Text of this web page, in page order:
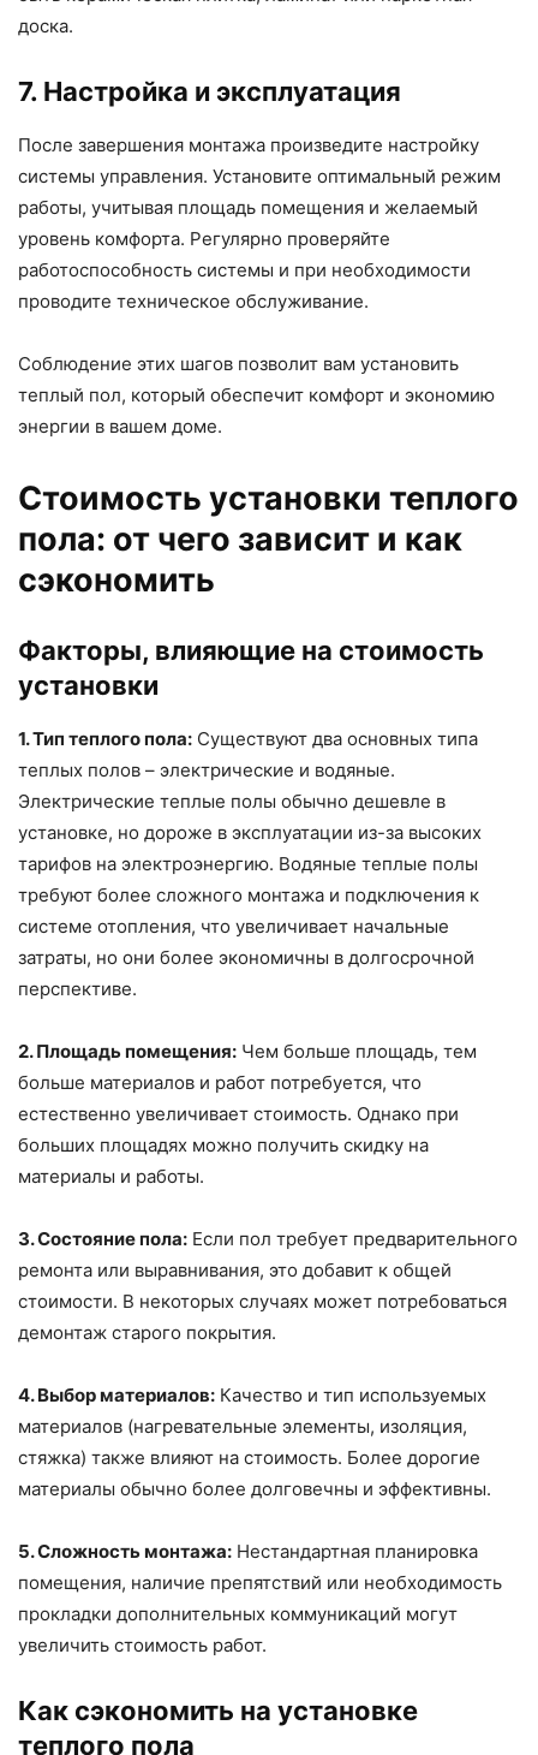
доска.
7. Настройка и эксплуатация
После завершения монтажа произведите настройку
системы управления. Установите оптимальный режим
работы, учитывая площадь помещения и желаемый
уровень комфорта. Регулярно проверяйте
работоспособность системы и при необходимости
проводите техническое обслуживание.
Соблюдение этих шагов позволит вам установить
теплый пол, который обеспечит комфорт и экономию
энергии в вашем доме.
Стоимость установки теплого
пола: от чего зависит и как
сэкономить
Факторы, влияющие на стоимость
установки
1. Тип теплого пола: Существуют два основных типа
теплых полов – электрические и водяные.
Электрические теплые полы обычно дешевле в
установке, но дороже в эксплуатации из-за высоких
тарифов на электроэнергию. Водяные теплые полы
требуют более сложного монтажа и подключения к
системе отопления, что увеличивает начальные
затраты, но они более экономичны в долгосрочной
перспективе.
2. Площадь помещения: Чем больше площадь, тем
больше материалов и работ потребуется, что
естественно увеличивает стоимость. Однако при
больших площадях можно получить скидку на
материалы и работы.
3. Состояние пола: Если пол требует предварительного
ремонта или выравнивания, это добавит к общей
стоимости. В некоторых случаях может потребоваться
демонтаж старого покрытия.
4. Выбор материалов: Качество и тип используемых
материалов (нагревательные элементы, изоляция,
стяжка) также влияют на стоимость. Более дорогие
материалы обычно более долговечны и эффективны.
5. Сложность монтажа: Нестандартная планировка
помещения, наличие препятствий или необходимость
прокладки дополнительных коммуникаций могут
увеличить стоимость работ.
Как сэкономить на установке
теплого пола